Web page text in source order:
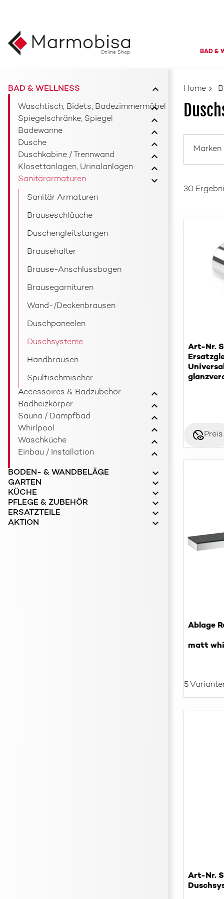
Online Shop BAD &
BAD & WELLNESS
Waschtisch, Bidets, Badezimmermöbel
Spiegelschränke, Spiegel
Badewanne
Dusche
Duschkabine / Trennwand
Klosettanlagen, Urinalanlagen
Sanitärarmaturen
Sanitär Armaturen
Brauseschläuche
Duschengleitstangen
Brausehalter
Brause-Anschlussbogen
Brausegarnituren
Wand-/Deckenbrausen
Duschpaneelen
Duschsysteme
Handbrausen
Spültischmischer
Accessoires & Badzubehör
Badheizkörper
Sauna / Dampfbad
Whirlpool
Waschküche
Einbau / Installation
BODEN- & WANDBELÄGE
GARTEN
KÜCHE
PFLEGE & ZUBEHÖR
ERSATZTEILE
AKTION
Home
Marken
30
Art-Nr.
disabled_visiblePreis
Ablage
matt
5
Art-Nr.